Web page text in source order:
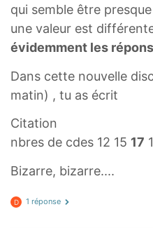
c
{
(
2
\
t
i
e
s
1
{
2
2
}
=
f
r
a
c
{
qui semble être
une valeur est
évidemment les
Dans cette nouvelle
matin) , tu as écrit
Citation
nbres de cdes 12 15 17
Bizarre, bizarre....
D 1 réponse